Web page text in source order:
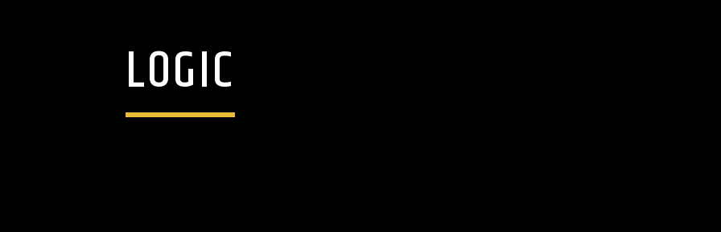
LOGIC